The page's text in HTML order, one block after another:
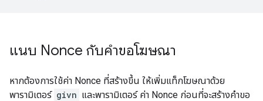
แนบ Nonce กับคำขอโฆษณา
หากต้องการใช้ค่า Nonce ที่สร้างขึ้น ให้เพิ่มแท็กโฆษณาด้วย
พารามิเตอร์ givn และพารามิเตอร์ ค่า Nonce ก่อนที่จะสร้างคำขอ